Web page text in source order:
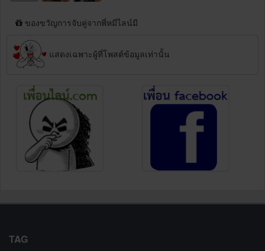
ของขวัญการจับคู่จากพี่หมีไลน์มี
แสดงเฉพาะผู้ที่โพสต์ข้อมูลเท่านั้น
TAG